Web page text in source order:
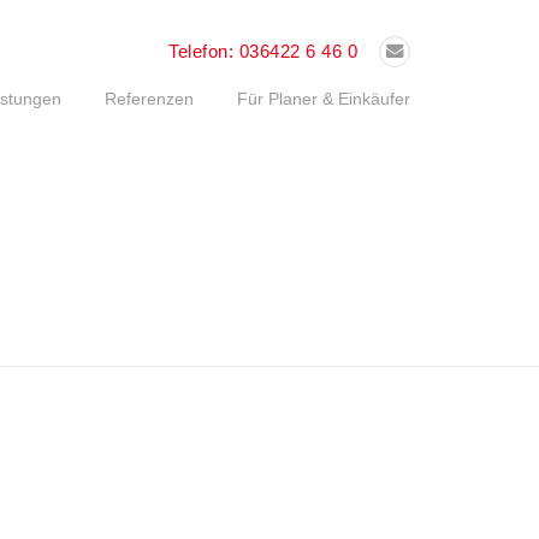
Telefon: 036422 6 46 0
Referenzen Für Planer & Einkäufer